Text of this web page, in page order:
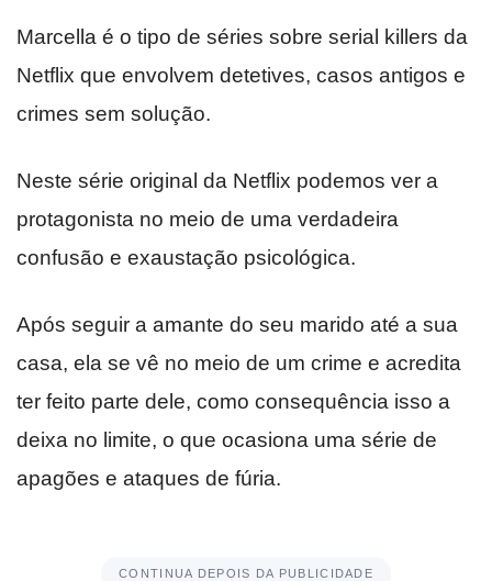
Marcella é o tipo de séries sobre serial killers da
Netflix que envolvem detetives, casos antigos e
crimes sem solução.
Neste série original da Netflix podemos ver a
protagonista no meio de uma verdadeira
confusão e exaustação psicológica.
Após seguir a amante do seu marido até a sua
casa, ela se vê no meio de um crime e acredita
ter feito parte dele, como consequência isso a
deixa no limite, o que ocasiona uma série de
apagões e ataques de fúria.
CONTINUA DEPOIS DA PUBLICIDADE